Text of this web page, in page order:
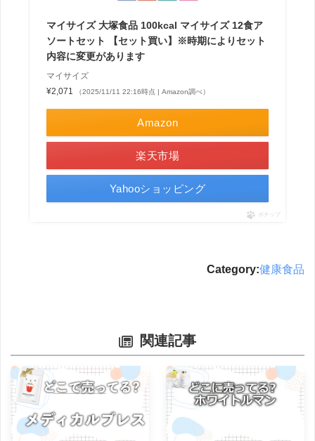
マイサイズ 大塚食品 100kcal マイサイズ 12食ア
ソートセット 【セット買い】※時期によりセット
内容に変更があります
マイサイズ
¥2,071
（2025/11/11 22:16時点 | Amazon調べ）
Amazon
楽天市場
Yahooショッピング
ポチップ
Category:健康食品
関連記事